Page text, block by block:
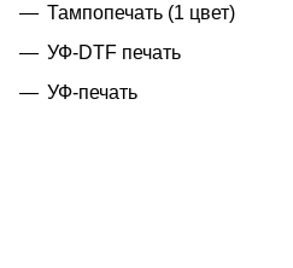
Тампопечать (1 цвет)
УФ-DTF печать
УФ-печать